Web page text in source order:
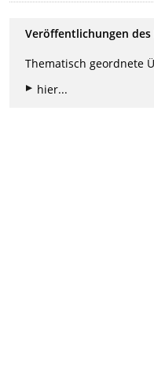
Veröffentlichungen
Thematisch geordnete
hier...